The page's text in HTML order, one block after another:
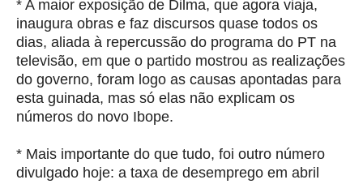
* A maior exposição de Dilma, que agora viaja,
inaugura obras e faz discursos quase todos os
dias, aliada à repercussão do programa do PT na
televisão, em que o partido mostrou as realizações
do governo, foram logo as causas apontadas para
esta guinada, mas só elas não explicam os
números do novo Ibope.
* Mais importante do que tudo, foi outro número
divulgado hoje: a taxa de desemprego em abril